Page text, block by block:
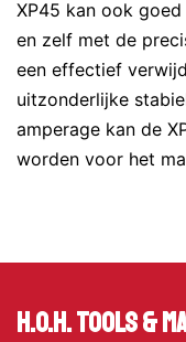
XP45 kan ook
en zelf met de
een effectief
uitzonderlijke
amperage kan de
worden voor het
H.O.H. Tools &